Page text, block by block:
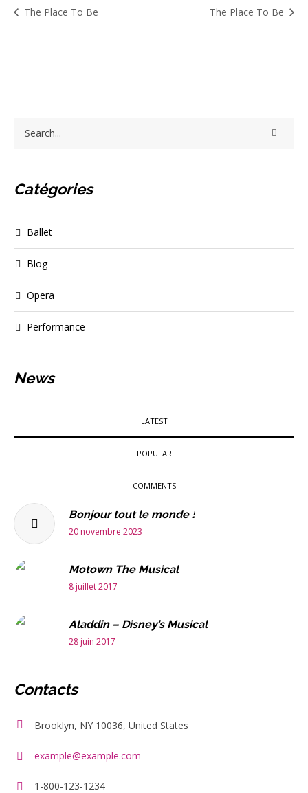
The Place To Be The Place To Be
Catégories
Ballet
Blog
Opera
Performance
News
LATEST
POPULAR
COMMENTS
Bonjour tout le monde !
20 novembre 2023
Motown The Musical
8 juillet 2017
Aladdin – Disney’s Musical
28 juin 2017
Contacts
Brooklyn, NY 10036, United States
example@example.com
1-800-123-1234